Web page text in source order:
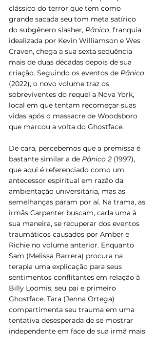
clássico do terror que tem como
grande sacada seu tom meta satírico
do subgênero slasher, Pânico, franquia
idealizada por Kevin Williamson e Wes
Craven, chega a sua sexta sequência
mais de duas décadas depois de sua
criação. Seguindo os eventos de Pânico
(2022), o novo volume traz os
sobreviventes do requel a Nova York,
local em que tentam recomeçar suas
vidas após o massacre de Woodsboro
que marcou a volta do Ghostface.
De cara, percebemos que a premissa é
bastante similar a de Pânico 2 (1997),
que aqui é referenciado como um
antecessor espiritual em razão da
ambientação universitária, mas as
semelhanças param por aí. Na trama, as
irmãs Carpenter buscam, cada uma à
sua maneira, se recuperar dos eventos
traumáticos causados por Amber e
Richie no volume anterior. Enquanto
Sam (Melissa Barrera) procura na
terapia uma explicação para seus
sentimentos conflitantes em relação à
Billy Loomis, seu pai e primeiro
Ghostface, Tara (Jenna Ortega)
compartimenta seu trauma em uma
tentativa desesperada de se mostrar
independente em face de sua irmã mais